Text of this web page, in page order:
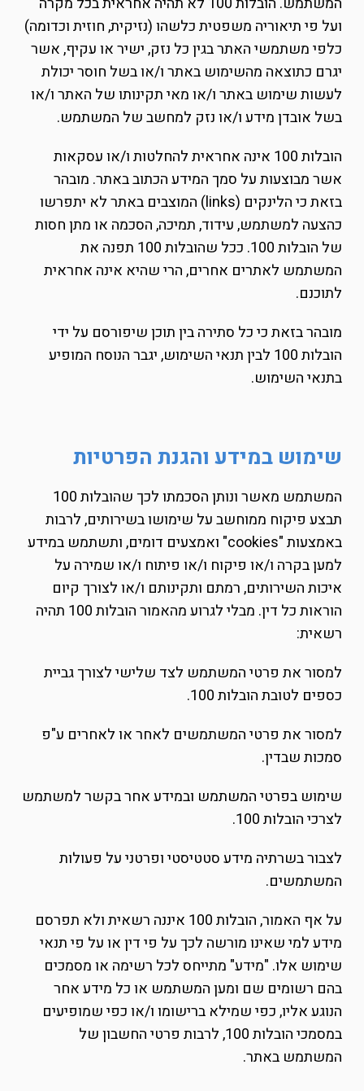
ועל פי תיאוריה משפטית כלשהו (נזיקית, חוזית וכדומה)
כלפי משתמשי האתר בגין כל נזק, ישיר או עקיף, אשר
יגרם כתוצאה מהשימוש באתר ו/או בשל חוסר יכולת
לעשות שימוש באתר ו/או מאי תקינותו של האתר ו/או
בשל אובדן מידע ו/או נזק למחשב של המשתמש.
הובלות 100 אינה אחראית להחלטות ו/או עסקאות
אשר מבוצעות על סמך המידע הכתוב באתר. מובהר
בזאת כי הלינקים (links) המוצבים באתר לא יתפרשו
כהצעה למשתמש, עידוד, תמיכה, הסכמה או מתן חסות
של הובלות 100. ככל שהובלות 100 תפנה את
המשתמש לאתרים אחרים, הרי שהיא אינה אחראית
לתוכנם.
מובהר בזאת כי כל סתירה בין תוכן שיפורסם על ידי
הובלות 100 לבין תנאי השימוש, יגבר הנוסח המופיע
בתנאי השימוש.
שימוש במידע והגנת הפרטיות
המשתמש מאשר ונותן הסכמתו לכך שהובלות 100
תבצע פיקוח ממוחשב על שימושו בשירותים, לרבות
באמצעות "cookies" ואמצעים דומים, ותשתמש במידע
למען בקרה ו/או פיקוח ו/או פיתוח ו/או שמירה על
איכות השירותים, רמתם ותקינותם ו/או לצורך קיום
הוראות כל דין. מבלי לגרוע מהאמור הובלות 100 תהיה
רשאית:
למסור את פרטי המשתמש לצד שלישי לצורך גביית
כספים לטובת הובלות 100.
למסור את פרטי המשתמשים לאחר או לאחרים ע"פ
סמכות שבדין.
שימוש בפרטי המשתמש ובמידע אחר בקשר למשתמש
לצרכי הובלות 100.
לצבור בשרתיה מידע סטטיסטי ופרטני על פעולות
המשתמשים.
על אף האמור, הובלות 100 איננה רשאית ולא תפרסם
מידע למי שאינו מורשה לכך על פי דין או על פי תנאי
שימוש אלו. "מידע" מתייחס לכל רשימה או מסמכים
בהם רשומים שם ומען המשתמש או כל מידע אחר
הנוגע אליו, כפי שמילא ברישומו ו/או כפי שמופיעים
במסמכי הובלות 100, לרבות פרטי החשבון של
המשתמש באתר.